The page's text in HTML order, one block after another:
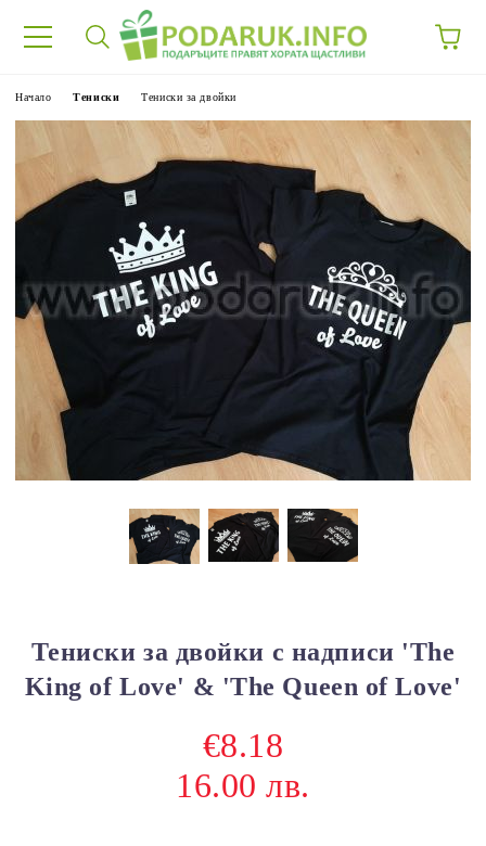
Начало Тениски Тениски за двойки
Тениски за двойки с надписи 'The
King of Love' & 'The Queen of Love'
€8.18
16.00 лв.